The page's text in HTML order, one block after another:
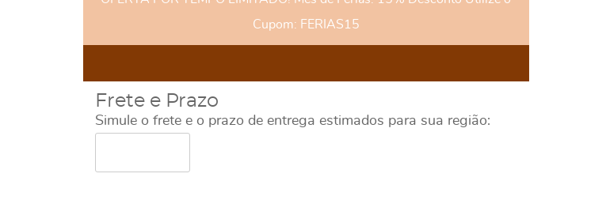
Cupom: FERIAS15
Frete e Prazo
Simule o frete e o prazo de entrega estimados para sua região: